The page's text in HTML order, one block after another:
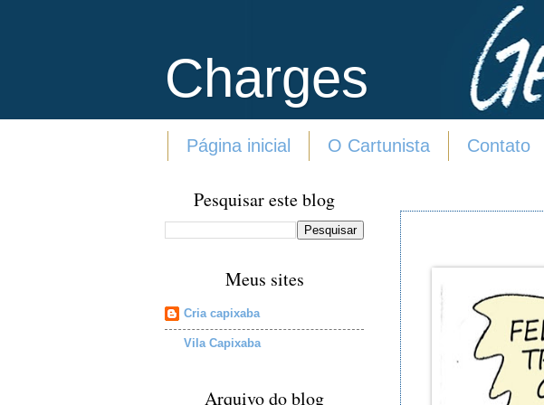
Charges
Página inicial O Cartunista Contato
Pesquisar este blog
Meus sites
Cria capixaba
Vila Capixaba
Arquivo do blog